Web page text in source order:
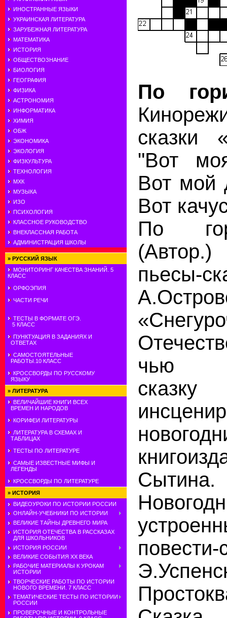
ИНОСТРАННЫЕ ЯЗЫКИ
УКРАИНСКАЯ ЛИТЕРАТУРА
ЗАРУБЕЖНАЯ ЛИТЕРАТУРА
МАТЕМАТИКА
ИСТОРИЯ
ОБЩЕСТВОЗНАНИЕ
БИОЛОГИЯ
ГЕОГРАФИЯ
ФИЗИКА
АСТРОНОМИЯ
ИНФОРМАТИКА
ХИМИЯ
ОБЖ
ЭКОНОМИКА
ЭКОЛОГИЯ
ФИЗКУЛЬТУРА
ТЕХНОЛОГИЯ
МХК
МУЗЫКА
ИЗО
ПСИХОЛОГИЯ
КЛАССНОЕ РУКОВОДСТВО
ВНЕКЛАССНАЯ РАБОТА
АДМИНИСТРАЦИЯ ШКОЛЫ
» РУССКИЙ ЯЗЫК
МОНИТОРИНГ КАЧЕСТВА ЗНАНИЙ. 5
КЛАСС
ОРФОЭПИЯ
ЧАСТИ РЕЧИ
ТЕСТЫ В ФОРМАТЕ ОГЭ.
5 КЛАСС
ПУНКТУАЦИЯ В ЗАДАНИЯХ И
ОТВЕТАХ
САМОСТОЯТЕЛЬНЫЕ
РАБОТЫ.10 КЛАСС
КРОССВОРДЫ ПО РУССКОМУ
ЯЗЫКУ
» ЛИТЕРАТУРА
ВЕЛИЧАЙШИЕ КНИГИ ВСЕХ
ВРЕМЕН И НАРОДОВ
КОРИФЕИ ЛИТЕРАТУРЫ
ЛИТЕРАТУРА В СХЕМАХ И
ТАБЛИЦАХ
ТЕСТЫ ПО ЛИТЕРАТУРЕ
САМЫЕ ИЗВЕСТНЫЕ МИФЫ И
ЛЕГЕНДЫ
КРОССВОРДЫ ПО ЛИТЕРАТУРЕ
» ИСТОРИЯ
ВИДЕОУРОКИ ПО ИСТОРИИ РОССИИ
ОНЛАЙН-УЧЕБНИКИ ПО ИСТОРИИ
ВЕЛИКИЕ ТАЙНЫ ДРЕВНЕГО МИРА
ИСТОРИЯ ОТЕЧЕСТВА В РАССКАЗАХ
ДЛЯ ШКОЛЬНИКОВ
ИСТОРИЯ РОССИИ
ВЕЛИКИЕ СОБЫТИЯ ХХ ВЕКА
РАБОЧИЕ МАТЕРИАЛЫ К УРОКАМ
ИСТОРИИ
ТВОРЧЕСКИЕ РАБОТЫ ПО ИСТОРИИ
НОВОГО ВРЕМЕНИ. 7 КЛАСС
ТЕМАТИЧЕСКИЕ ТЕСТЫ ПО ИСТОРИИ
РОССИИ
ПРОВЕРОЧНЫЕ И КОНТРОЛЬНЫЕ
По
сказки
"Вот
Вот мой
Вот
По
пьесы-
чью
повести-